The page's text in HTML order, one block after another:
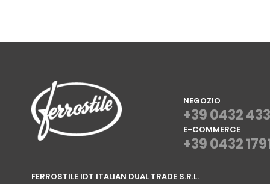
NEGOZIO
+39 0432
E-COMMERCE
+39 0432
FERROSTILE IDT ITALIAN DUAL TRADE S.R.L.